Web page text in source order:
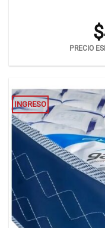
$
PRECIO
INGRESO